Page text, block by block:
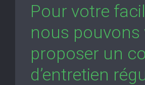
Pour votre
nous pouvons
proposer un
d’entretien